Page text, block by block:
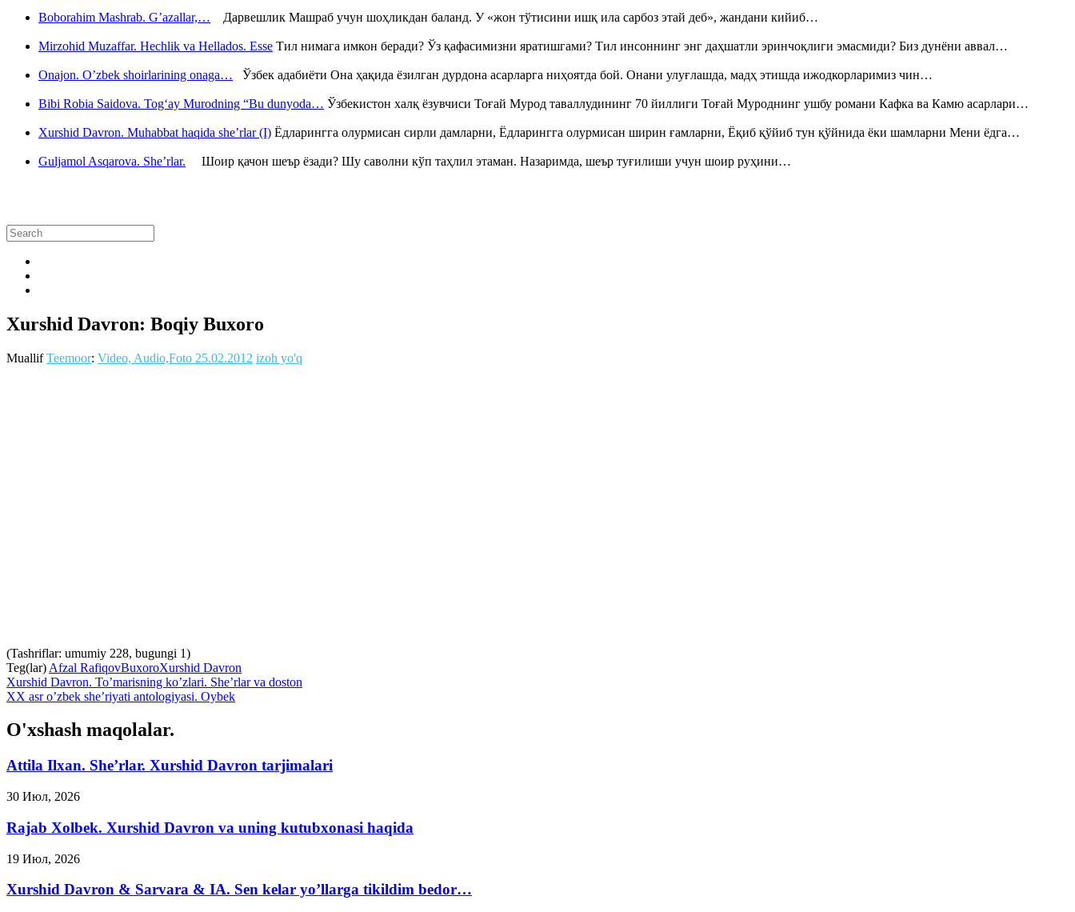
Boborahim Mashrab. G’azallar,… Дарвешлик Машраб учун шоҳликдан баланд. У «жон тўтисини ишқ ила сарбоз этай деб», жандани кийиб…
Mirzohid Muzaffar. Hechlik va Hellados. Esse Тил нимага имкон беради? Ўз қафасимизни яратишгами? Тил инсоннинг энг даҳшатли эринчоқлиги эмасмиди? Биз дунёни аввал…
Onajon. O’zbek shoirlarining onaga… Ўзбек адабиёти Она ҳақида ёзилган дурдона асарларга ниҳоятда бой. Онани улуғлашда, мадҳ этишда ижодкорларимиз чин…
Bibi Robia Saidova. Tog‘ay Murodning “Bu dunyoda… Ўзбекистон халқ ёзувчиси Тоғай Мурод таваллудининг 70 йиллиги Тоғай Муроднинг ушбу романи Кафка ва Камю асарлари…
Xurshid Davron. Muhabbat haqida she’rlar (I) Ёдларингга олурмисан сирли дамларни, Ёдларингга олурмисан ширин ғамларни, Ёқиб қўйиб тун қўйнида ёки шамларни Мени ёдга…
Guljamol Asqarova. She’rlar. Шоир қачон шеър ёзади? Шу саволни кўп таҳлил этаман. Назаримда, шеър туғилиши учун шоир руҳини…
Xurshid Davron: Boqiy Buxoro
MuallifTeemoor: Video, Audio,Foto 25.02.2012 izoh yo'q
(Tashriflar: umumiy 228, bugungi 1)
Teg(lar) Afzal RafiqovBuxoroXurshid Davron
Xurshid Davron. To’marisning ko’zlari. She’rlar va doston
XX asr o’zbek she’riyati antologiyasi. Oybek
O'xshash maqolalar.
Attila Ilxan. She’rlar. Xurshid Davron tarjimalari
30 Июл, 2026
Rajab Xolbek. Xurshid Davron va uning kutubxonasi haqida
19 Июл, 2026
Xurshid Davron & Sarvara & IA. Sen kelar yo’llarga tikildim bedor…